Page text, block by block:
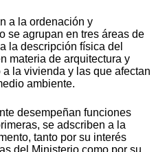
a la ordenación y
se agrupan en tres áreas de
la descripción física del
materia de arquitectura y
la vivienda y las que afectan
ambiente.
desempeñan funciones
se adscriben a la
tanto por su interés